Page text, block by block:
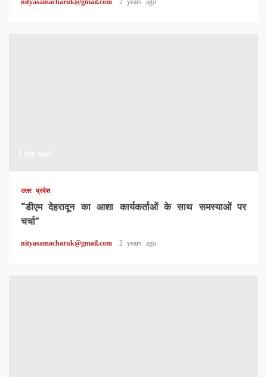
nityasamacharuk@gmail.com 2 years ago
उत्तर प्रदेश
“डीएम देहरादून का आशा कार्यकर्ताओं के साथ समस्याओं पर
चर्चा”
nityasamacharuk@gmail.com 2 years ago